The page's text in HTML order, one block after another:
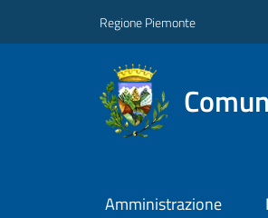
Regione Piemonte
Amministrazione